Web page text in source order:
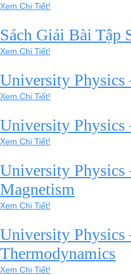
Xem Chi Tiết!
Sách Giải Bài Tập
Xem Chi Tiết!
University Physics
Xem Chi Tiết!
University Physics
Xem Chi Tiết!
University Physics
Magnetism
Xem Chi Tiết!
University Physics
Thermodynamics
Xem Chi Tiết!